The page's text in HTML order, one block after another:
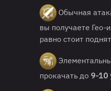
Обычная
вы получаете Гео-
равно стоит
прокачать до 9-10